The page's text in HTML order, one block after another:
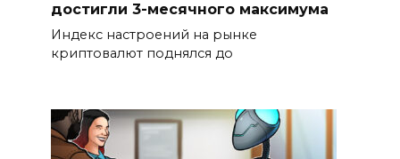
достигли 3-месячного максимума
Индекс настроений на рынке
криптовалют поднялся до